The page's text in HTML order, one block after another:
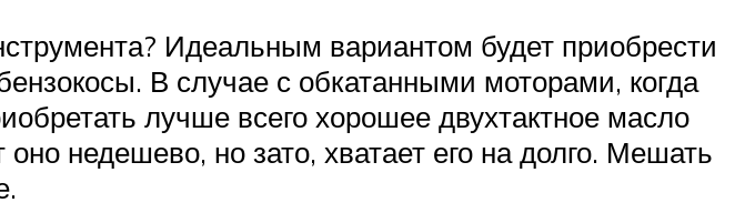
Идеальным вариантом будет приобрести
В случае с обкатанными моторами, когда
лучше всего хорошее двухтактное масло
недешево, но зато, хватает его на долго. Мешать